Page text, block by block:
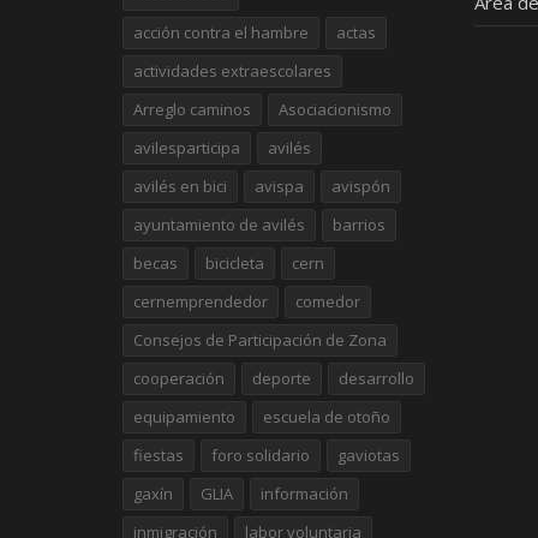
acción contra el hambre
actas
actividades extraescolares
Arreglo caminos
Asociacionismo
avilesparticipa
avilés
avilés en bici
avispa
avispón
ayuntamiento de avilés
barrios
becas
bicicleta
cern
cernemprendedor
comedor
Consejos de Participación de Zona
cooperación
deporte
desarrollo
equipamiento
escuela de otoño
fiestas
foro solidario
gaviotas
gaxín
GLIA
información
inmigración
labor voluntaria